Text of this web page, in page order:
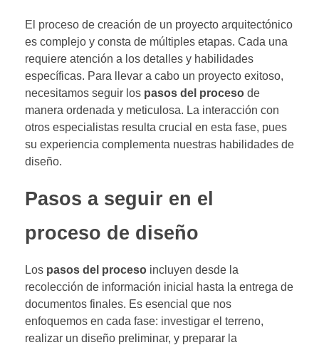
El proceso de creación de un proyecto arquitectónico
es complejo y consta de múltiples etapas. Cada una
requiere atención a los detalles y habilidades
específicas. Para llevar a cabo un proyecto exitoso,
necesitamos seguir los pasos del proceso de
manera ordenada y meticulosa. La interacción con
otros especialistas resulta crucial en esta fase, pues
su experiencia complementa nuestras habilidades de
diseño.
Pasos a seguir en el
proceso de diseño
Los pasos del proceso incluyen desde la
recolección de información inicial hasta la entrega de
documentos finales. Es esencial que nos
enfoquemos en cada fase: investigar el terreno,
realizar un diseño preliminar, y preparar la